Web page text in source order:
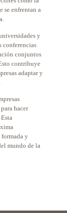
se enfrentan a
y
conferencias
conjuntos
contribuye
adaptar y
hacer
y
mundo de la